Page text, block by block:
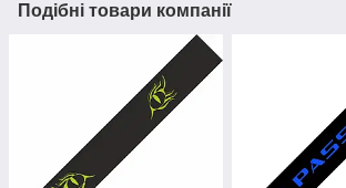
Подібні товари компанії